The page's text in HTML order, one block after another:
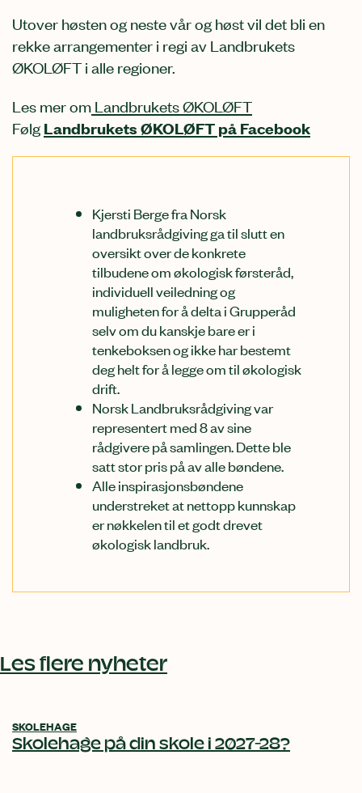
Utover høsten og neste vår og høst vil det bli en
rekke arrangementer i regi av Landbrukets
ØKOLØFT i alle regioner.
Les mer om Landbrukets ØKOLØFT
Følg Landbrukets ØKOLØFT på Facebook
Kjersti Berge fra Norsk
landbruksrådgiving ga til slutt en
oversikt over de konkrete
tilbudene om økologisk førsteråd,
individuell veiledning og
muligheten for å delta i Grupperåd
selv om du kanskje bare er i
tenkeboksen og ikke har bestemt
deg helt for å legge om til økologisk
drift.
Norsk Landbruksrådgiving var
representert med 8 av sine
rådgivere på samlingen. Dette ble
satt stor pris på av alle bøndene.
Alle inspirasjonsbøndene
understreket at nettopp kunnskap
er nøkkelen til et godt drevet
økologisk landbruk.
innhold
Les flere nyheter
SKOLEHAGE
Skolehage på din skole i 2027-28?